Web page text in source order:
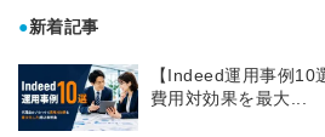
●新着記事
【Indeed運用事例10
費用対効果を最大...